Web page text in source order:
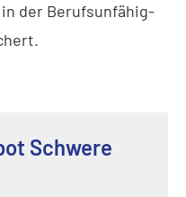
in der Berufs­unfähig­
Schwe­re